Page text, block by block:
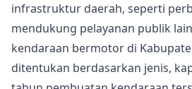
infrastruktur daerah, seperti
mendukung pelayanan publik
kendaraan bermotor di
ditentukan berdasarkan jenis,